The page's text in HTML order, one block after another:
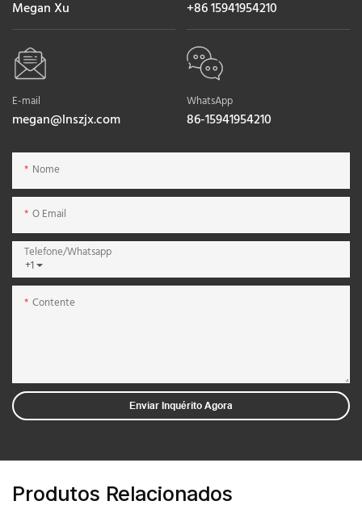
Megan Xu +86 15941954210
E-mail
megan@lnszjx.com
WhatsApp
86-15941954210
Nome
O Email
+1
Telefone/whatsapp
Contente
Enviar Inquérito Agora
Produtos Relacionados